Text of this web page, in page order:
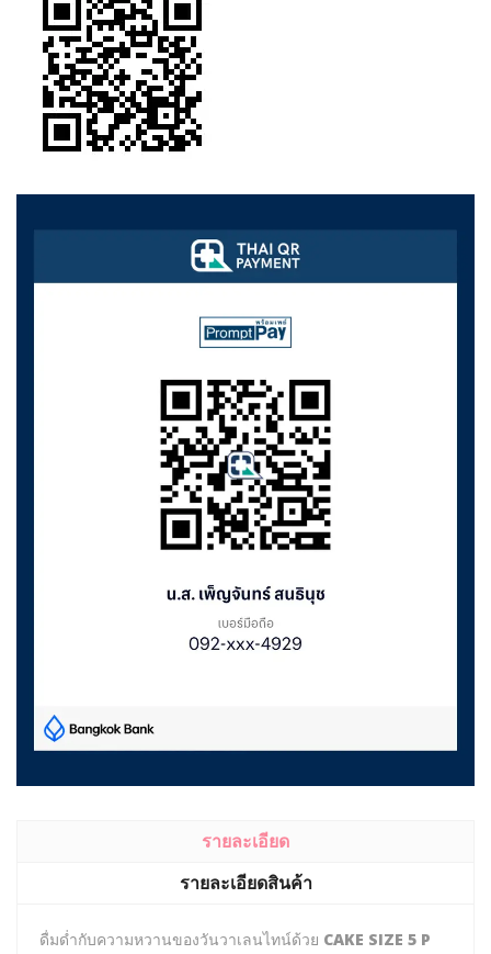
รายละเอียด
รายละเอียดสินค้า
ดื่มด่ำกับความหวานของวันวาเลนไทน์ด้วย CAKE SIZE 5 P